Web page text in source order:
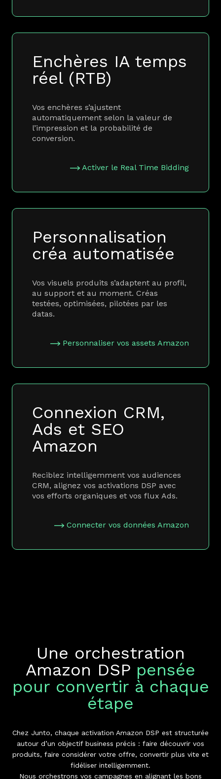
Enchères IA temps
réel (RTB)
Vos enchères s’ajustent
automatiquement selon la valeur de
l’impression et la probabilité de
conversion.
Activer le Real Time Bidding
Personnalisation
créa automatisée
Vos visuels produits s’adaptent au profil,
au support et au moment. Créas
testées, optimisées, pilotées par les
datas.
Personnaliser vos assets Amazon
Connexion CRM,
Ads et SEO
Amazon
Reciblez intelligemment vos audiences
CRM, alignez vos activations DSP avec
vos efforts organiques et vos flux Ads.
Connecter vos données Amazon
Une orchestration
Amazon DSP pensée
pour convertir à chaque
étape
Chez Junto, chaque activation Amazon DSP est structurée
autour d’un objectif business précis : faire découvrir vos
produits, faire considérer votre offre, convertir plus vite et
fidéliser intelligemment.
Nous orchestrons vos campagnes en alignant les bons